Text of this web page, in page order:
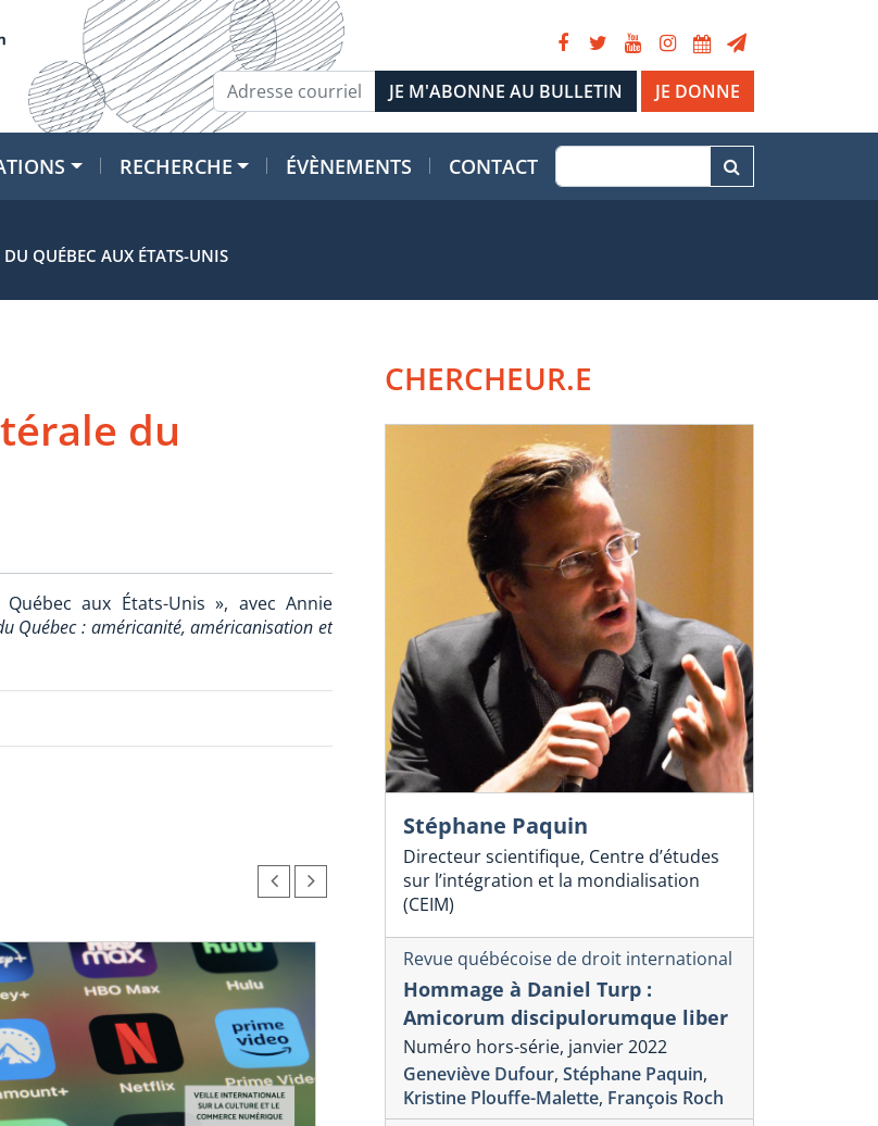
JE DONNE
RECHERCHE ÉVÈNEMENTS CONTACT
QUÉBEC AUX ÉTATS-UNIS
du
aux États-Unis », avec Annie
Québec : américanité, américanisation et
CHERCHEUR.E
Stéphane Paquin
Directeur scientifique, Centre d’études
sur l’intégration et la mondialisation
(CEIM)
Revue québécoise de droit international
Hommage à Daniel Turp :
Amicorum discipulorumque liber
Numéro hors-série, janvier 2022
Geneviève Dufour, Stéphane Paquin,
Kristine Plouffe-Malette, François Roch